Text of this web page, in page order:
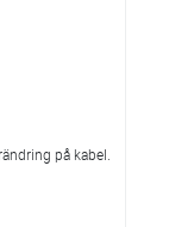
på kabel.